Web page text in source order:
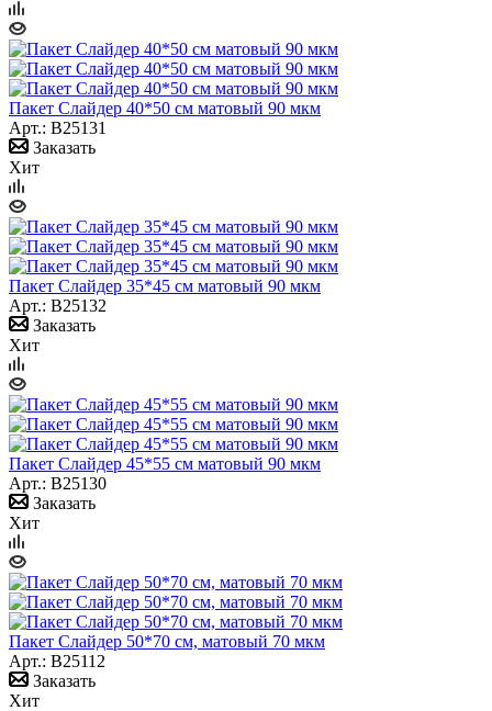
Пакет Слайдер 40*50 см матовый 90 мкм
Арт.: B25131
Заказать
Хит
Пакет Слайдер 35*45 см матовый 90 мкм
Арт.: B25132
Заказать
Хит
Пакет Слайдер 45*55 см матовый 90 мкм
Арт.: B25130
Заказать
Хит
Пакет Слайдер 50*70 см, матовый 70 мкм
Арт.: B25112
Заказать
Хит